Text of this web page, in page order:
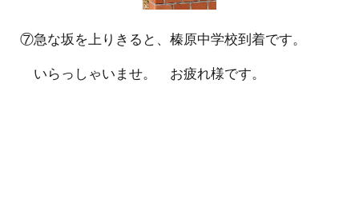
⑦急な坂を上りきると、榛原中学校到着です。
いらっしゃいませ。 お疲れ様です。